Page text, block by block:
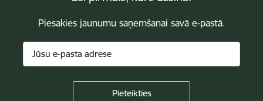
Piesakies jaunumu saņemšanai savā e-pastā.